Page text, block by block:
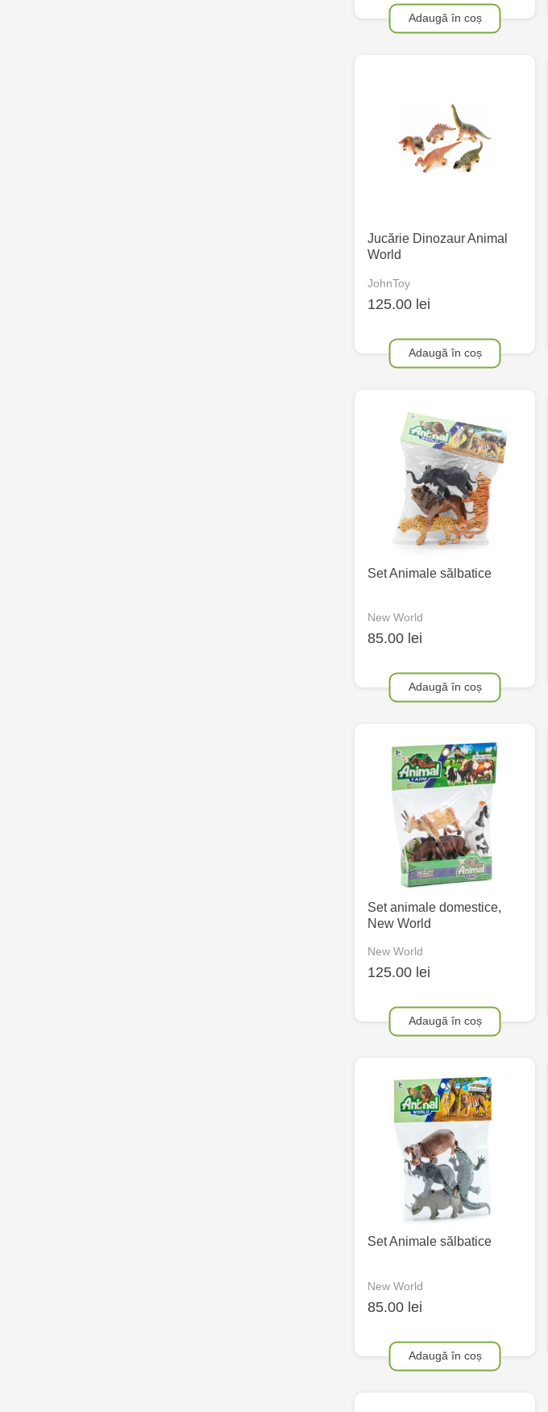
Adaugă în coș
Jucărie Dinozaur Animal
World
JohnToy
125.00 lei
Adaugă în coș
Set Animale sălbatice
New World
85.00 lei
Adaugă în coș
Set animale domestice,
New World
New World
125.00 lei
Adaugă în coș
Set Animale sălbatice
New World
85.00 lei
Adaugă în coș